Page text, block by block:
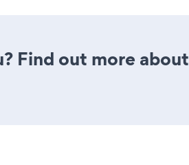
Find out more about